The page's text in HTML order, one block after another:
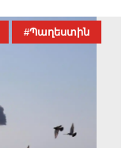
#Պաղեստին